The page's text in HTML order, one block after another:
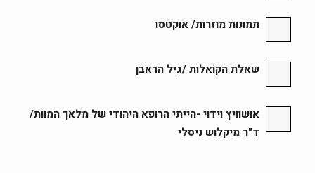
תמונות מוזרות/ אוקטסו
שאלת הקוֹאלות /גַיל הראבן
אושוויץ וידוי -הייתי הרופא היהודי של מלאך המוות/
ד"ר מיקלוש ניסלי